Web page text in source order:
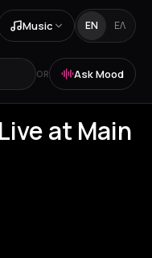
Music EN ΕΛ
OR Ask Mood
at Main